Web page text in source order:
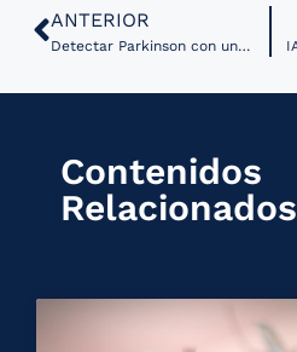
ANTERIOR
Detectar Parkinson con una sonrisa: IA artificial permite un nuevo método de detección remota
Contenidos
Relacionados